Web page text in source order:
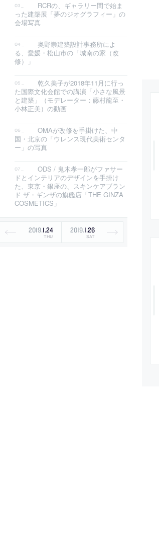
RCRの、ギャラリー間で始ま
った建築展「夢のジオグラフィー」の
会場写真
奥野崇建築設計事務所によ
る、愛媛・松山市の「城南の家（改
修）」
乾久美子が2018年11月に行っ
た国際文化会館での講演「小さな風景
と建築」（モデレーター：藤村龍至・
小林正美）の動画
OMAが改修を手掛けた、中
国・北京の「ウレンス現代美術センタ
ー」の写真
ODS / 鬼木孝一郎がファサー
ドとインテリアのデザインを手掛け
た、東京・銀座の、スキンケアブラン
ド ザ・ギンザの旗艦店「THE GINZA
COSMETICS」
2019.1.24
THU
2019.1.26
SAT